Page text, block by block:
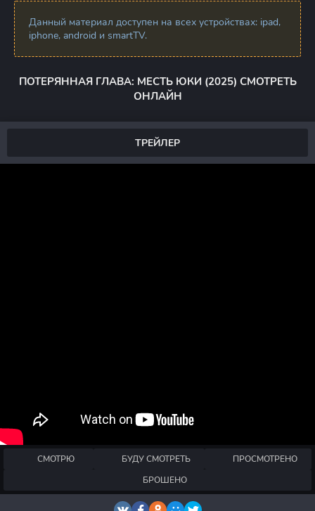
Данный материал доступен на всех устройствах: ipad,
iphone, android и smartTV.
ПОТЕРЯННАЯ ГЛАВА: МЕСТЬ ЮКИ (2025) СМОТРЕТЬ
ОНЛАЙН
ТРЕЙЛЕР
СМОТРЮ БУДУ СМОТРЕТЬ
ПРОСМОТРЕНО
БРОШЕНО